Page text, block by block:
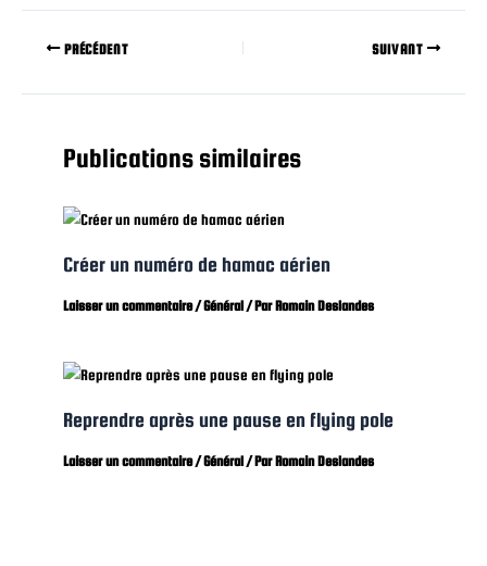
PRÉCÉDENT SUIVANT
Publications similaires
Créer un numéro de hamac aérien
Laisser un commentaire /Général/ ParRomain Deslandes
Reprendre après une pause en flying pole
Laisser un commentaire /Général/ ParRomain Deslandes